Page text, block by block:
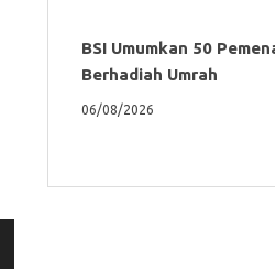
BSI Umumkan 50
Berhadiah Umrah
06/08/2026